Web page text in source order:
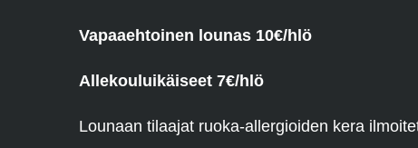
Vapaaehtoinen lounas 10€/hlö
Allekouluikäiseet 7€/hlö
Lounaan tilaajat ruoka-allergioiden kera